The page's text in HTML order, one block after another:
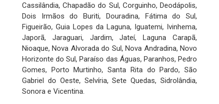
Cassilândia, Chapadão do Sul, Corguinho, Deodápolis,
Dois Irmãos do Buriti, Douradina, Fátima do Sul,
Figueirão, Guia Lopes da Laguna, Iguatemi, Ivinhema,
Japorã, Jaraguari, Jardim, Jateí, Laguna Carapã,
Nioaque, Nova Alvorada do Sul, Nova Andradina, Novo
Horizonte do Sul, Paraíso das Águas, Paranhos, Pedro
Gomes, Porto Murtinho, Santa Rita do Pardo, São
Gabriel do Oeste, Selvíria, Sete Quedas, Sidrolândia,
Sonora e Vicentina.